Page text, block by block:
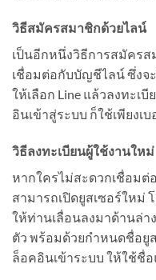
วิธีสมัครสมาชิกด้วยไลน์
เป็นอีกหนึ่งวิธีการสมัครส
เชื่อมต่อกับบัญชีไลน์ ซึ่งจ
ให้เลือก Line แล้วลงทะเ
อินเข้าสู่ระบบ ก็ใช้เพียง
วิธีลงทะเบียนผู้ใช้งานใหม่
หากใครไม่สะดวกเชื่อมต่
สามารถเปิดยูสเซอร์ใหม่
ให้ท่านเลื่อนลงมาด้านล่
ตัว พร้อมด้วยกำหนดชื่อยู
ล็อคอินเข้าระบบ ให้ใช้ชื่